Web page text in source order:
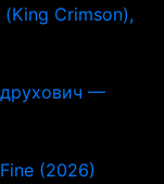
Crimson),
—
(2026)